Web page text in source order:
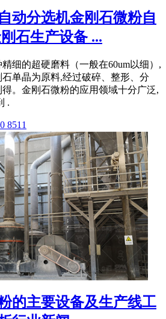
动分选机金刚石微粉自
石生产设备 ...
细的超硬磨料（一般在60um以细）,
单晶为原料,经过破碎、整形、分
。金刚石微粉的应用领域十分广泛,
.
8511
的主要设备及生产线工